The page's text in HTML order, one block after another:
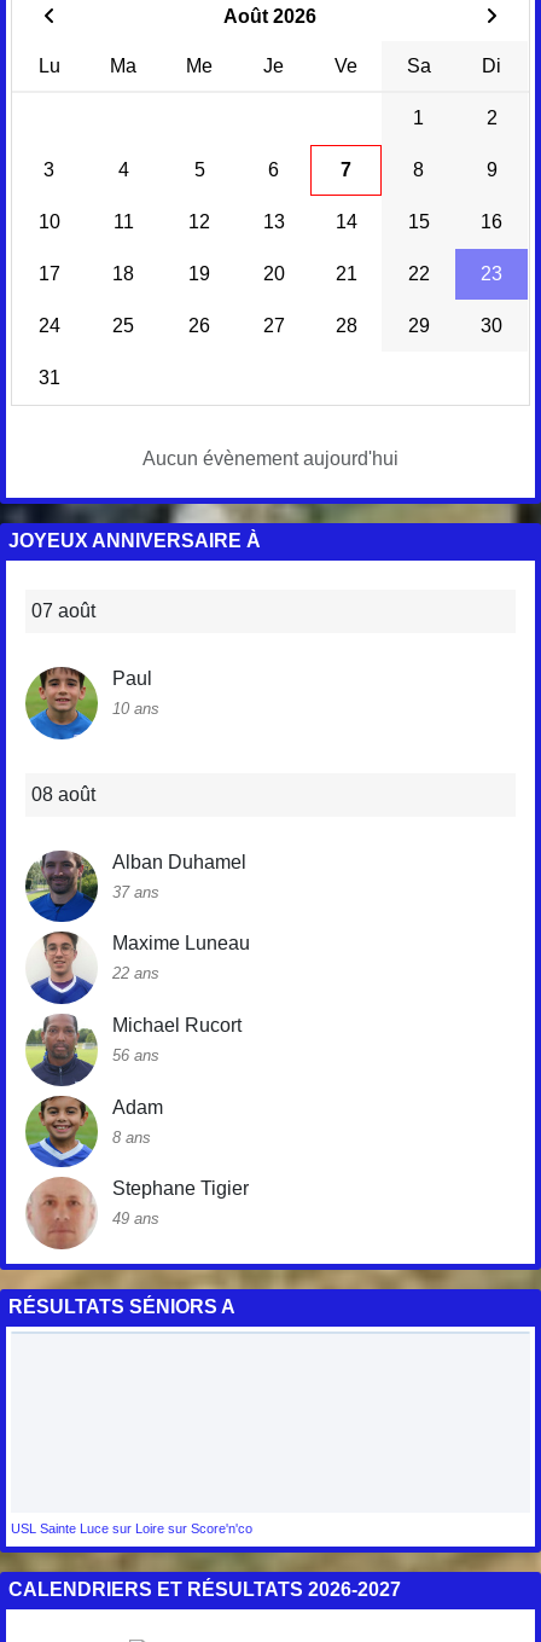
Août 2026
Lu Ma Me Je Ve Sa Di
1 2
3 4 5 6 7 8 9
10 11 12 13 14 15 16
17 18 19 20 21 22 23
24 25 26 27 28 29 30
31
Aucun évènement aujourd'hui
JOYEUX ANNIVERSAIRE À
07 août
Paul
10 ans
08 août
Alban Duhamel
37 ans
Maxime Luneau
22 ans
Michael Rucort
56 ans
Adam
8 ans
Stephane Tigier
49 ans
RÉSULTATS SÉNIORS A
USL Sainte Luce sur Loire sur Score'n'co
CALENDRIERS ET RÉSULTATS 2026-2027